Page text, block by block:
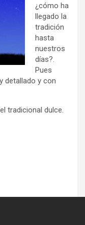
¿cómo ha
llegado la
tradición
hasta
nuestros
días?.
Pues
detallado y con
tradicional dulce.